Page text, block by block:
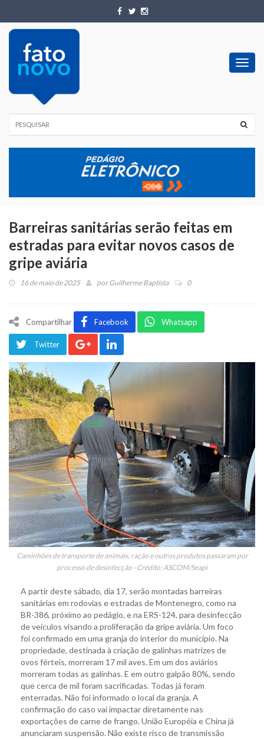
Barreiras sanitárias serão feitas em
estradas para evitar novos casos de
gripe aviária
16 de maio de 2025 porGuilherme Baptista 0
Compartilhar Facebook Whatsapp
Twitter
Caminhões de transporte de animais, ração e outros produtos passaram por
processo de desinfecção - Crédito: ASCOM/Seapi
A partir deste sábado, dia 17, serão montadas barreiras
sanitárias em rodovias e estradas de Montenegro, como na
BR-386, próximo ao pedágio, e na ERS-124, para desinfecção
de veículos visando a proliferação da gripe aviária. Um foco
foi confirmado em uma granja do interior do município. Na
propriedade, destinada à criação de galinhas matrizes de
ovos férteis, morreram 17 mil aves. Em um dos aviários
morreram todas as galinhas. E em outro galpão 80%, sendo
que cerca de mil foram sacrificadas. Todas já foram
enterradas. Não foi informado o local da granja. A
confirmação do caso vai impactar diretamente nas
exportações de carne de frango. União Européia e China já
anunciaram suspensão. Não existe risco de transmissão